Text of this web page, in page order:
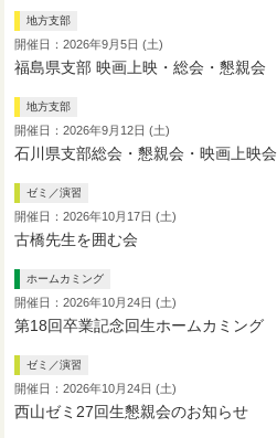
地方支部
開催日：2026年9月5日 (土)
福島県支部 映画上映・総会・懇親会
地方支部
開催日：2026年9月12日 (土)
石川県支部総会・懇親会・映画上映会
ゼミ／演習
開催日：2026年10月17日 (土)
古橋先生を囲む会
ホームカミング
開催日：2026年10月24日 (土)
第18回卒業記念回生ホームカミング
ゼミ／演習
開催日：2026年10月24日 (土)
西山ゼミ27回生懇親会のお知らせ